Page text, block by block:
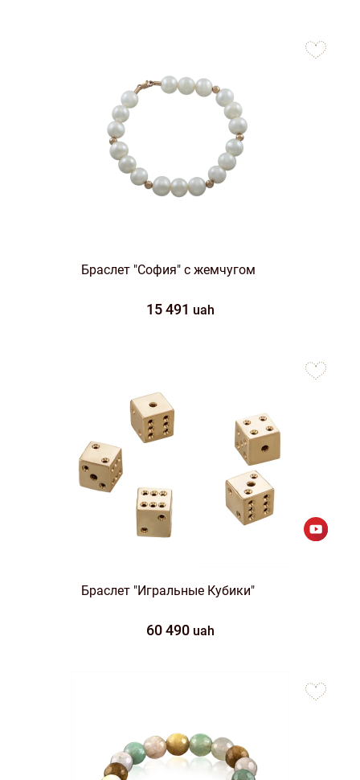
Браслет "София" с жемчугом
15 491 uah
favorites
Браслет "Игральные Кубики"
60 490 uah
favorites
favorites